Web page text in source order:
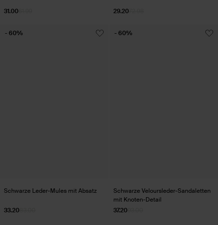
31.00 29.20
Schwarze Leder-Mules mit Absatz
33.20
- 60%
Schwarze Veloursleder-Sandaletten
mit Knoten-Detail
37.20
- 60%